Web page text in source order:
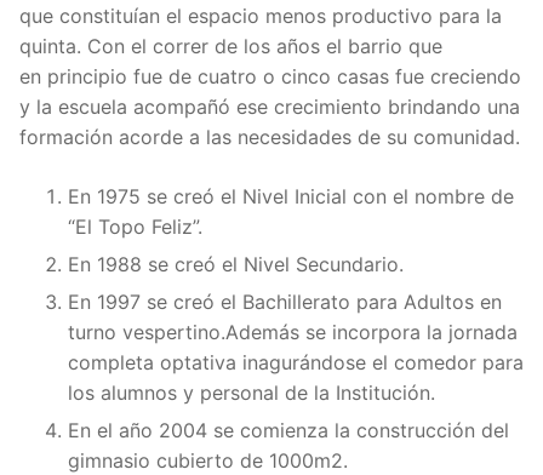
que constituían el espacio menos productivo para la
quinta. Con el correr de los años el barrio que
en principio fue de cuatro o cinco casas fue creciendo
y la escuela acompañó ese crecimiento brindando una
formación acorde a las necesidades de su comunidad.
En 1975 se creó el Nivel Inicial con el nombre de
“El Topo Feliz”.
En 1988 se creó el Nivel Secundario.
En 1997 se creó el Bachillerato para Adultos en
turno vespertino.Además se incorpora la jornada
completa optativa inagurándose el comedor para
los alumnos y personal de la Institución.
En el año 2004 se comienza la construcción del
gimnasio cubierto de 1000m2.